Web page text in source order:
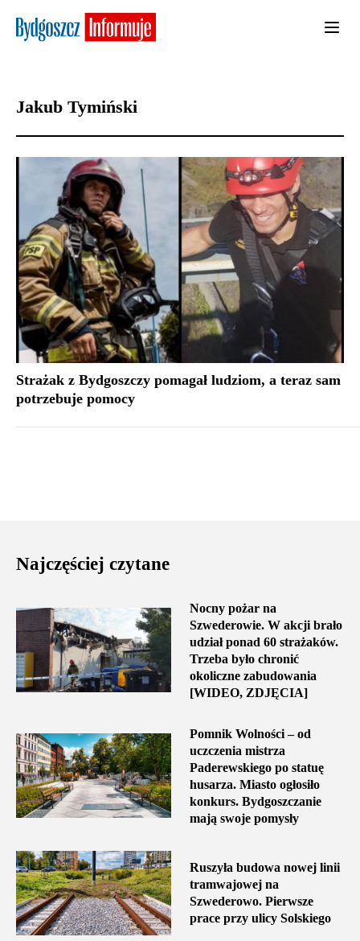
Jakub Tymiński
Strażak z Bydgoszczy pomagał ludziom, a teraz sam
potrzebuje pomocy
Najczęściej czytane
Nocny pożar na
Szwederowie. W akcji brało
udział ponad 60 strażaków.
Trzeba było chronić
okoliczne zabudowania
[WIDEO, ZDJĘCIA]
Pomnik Wolności – od
uczczenia mistrza
Paderewskiego po statuę
husarza. Miasto ogłosiło
konkurs. Bydgoszczanie
mają swoje pomysły
Ruszyła budowa nowej linii
tramwajowej na
Szwederowo. Pierwsze
prace przy ulicy Solskiego